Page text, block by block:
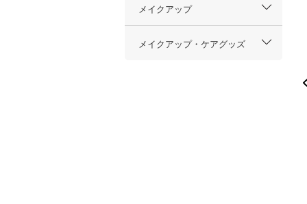
メイクアップ
メイクアップ・ケアグッズ